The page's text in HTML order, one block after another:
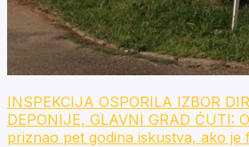
INSPEKCIJA OSPORILA IZBOR
DEPONIJE, GLAVNI GRAD ĆUTI:
priznao pet godina iskustva, ako je